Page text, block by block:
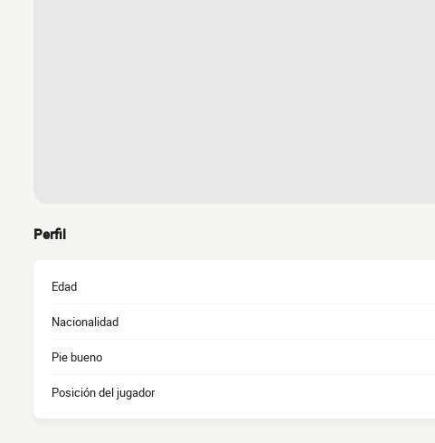
Perfil
Edad
Nacionalidad
Pie bueno
Posición del jugador